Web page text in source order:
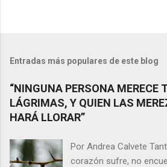
Entradas más populares de este blog
“NINGUNA PERSONA MERECE
LÁGRIMAS, Y QUIEN LAS
HARÁ LLORAR”
Por Andrea Calvete
corazón sufre, no